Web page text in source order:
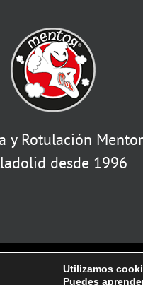
y Rotulación
desde 1996
Serigrafía y Rotulación en
Utilizamos
Puedes